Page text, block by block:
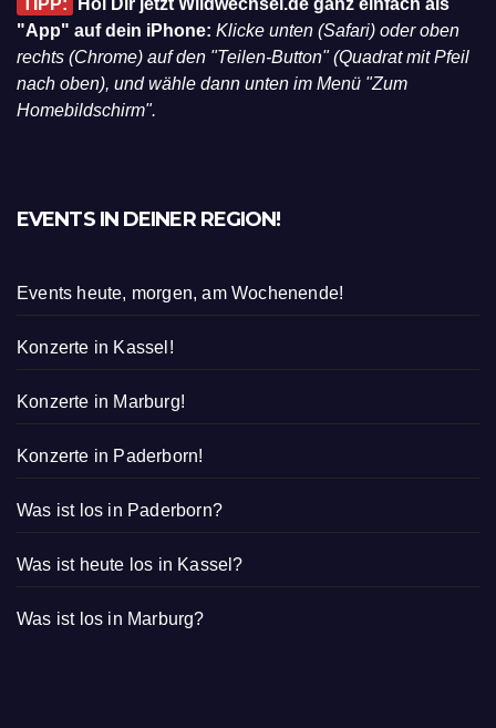
TIPP:
Hol Dir jetzt Wildwechsel.de ganz einfach als
"App" auf dein iPhone:
Klicke unten (Safari) oder oben
rechts (Chrome) auf den "Teilen-Button" (Quadrat mit Pfeil
nach oben), und wähle dann unten im Menü "Zum